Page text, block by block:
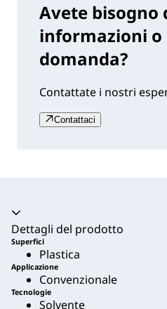
Avete
informazioni o
domanda?
Contattate i nostri
Contattaci
Dettagli del prodotto
Superfici
Plastica
Applicazione
Convenzionale
Tecnologie
Solvente